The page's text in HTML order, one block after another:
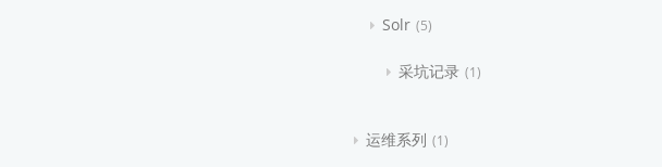
Solr 5
采坑记录 1
运维系列 1